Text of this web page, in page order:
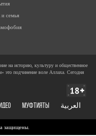
и семья
на историю, культуру и общественное
это подчинение воле Аллаха. Сегодня
Муфтияты العربية
защищены.